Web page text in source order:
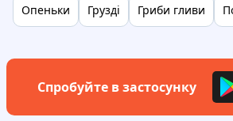
Опеньки Грузді Гриби гливи
Спробуйте в застосунку